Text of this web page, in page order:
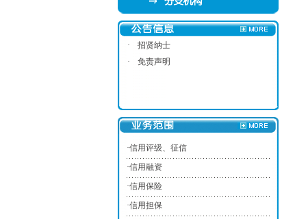
·
招贤纳士
·
免责声明
·信用评级、征信
·信用融资
·信用保险
·信用担保